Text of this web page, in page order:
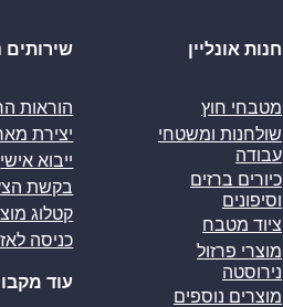
חנות אונליין
מטבחי חוץ
שולחנות ומשטחי
עבודה
כיורים ברזים
וסיפונים
ציוד מטבח
מוצרי פרזול
נירוסטה
מוצרים נוספים
שירותים
הוראות
יצירת
ייבוא אישי
בקשת
קטלוג
כניסה
עוד